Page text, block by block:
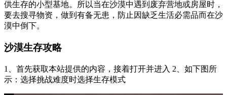
供生存的小型基地。所以当在沙漠中遇到废弃营地或房屋时，
要去搜寻物资，做到有备无患，防止因缺乏生活必需品而在沙
漠中倒下。
沙漠生存攻略
1、首先获取本站提供的内容，接着打开并进入 2、如下图所
示：选择挑战难度时选择生存模式